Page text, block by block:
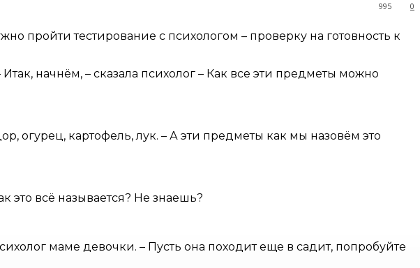
0
995
пройти тестирование с психологом – проверку на готовность к
начнём, – сказала психолог – Как все эти предметы можно
огурец, картофель, лук. – А эти предметы как мы назовём это
это всё называется? Не знаешь?
маме девочки. – Пусть она походит еще в садит, попробуйте